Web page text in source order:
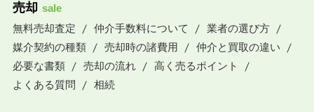
売却 sale
無料売却査定
仲介手数料について
業者の選び方
媒介契約の種類
売却時の諸費用
仲介と買取の違い
必要な書類
売却の流れ
高く売るポイント
よくある質問
相続